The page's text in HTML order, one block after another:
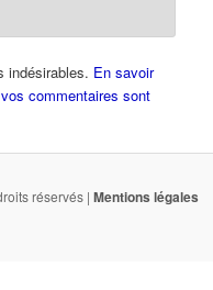
indésirables. En savoir
commentaires sont
réservés | Mentions légales